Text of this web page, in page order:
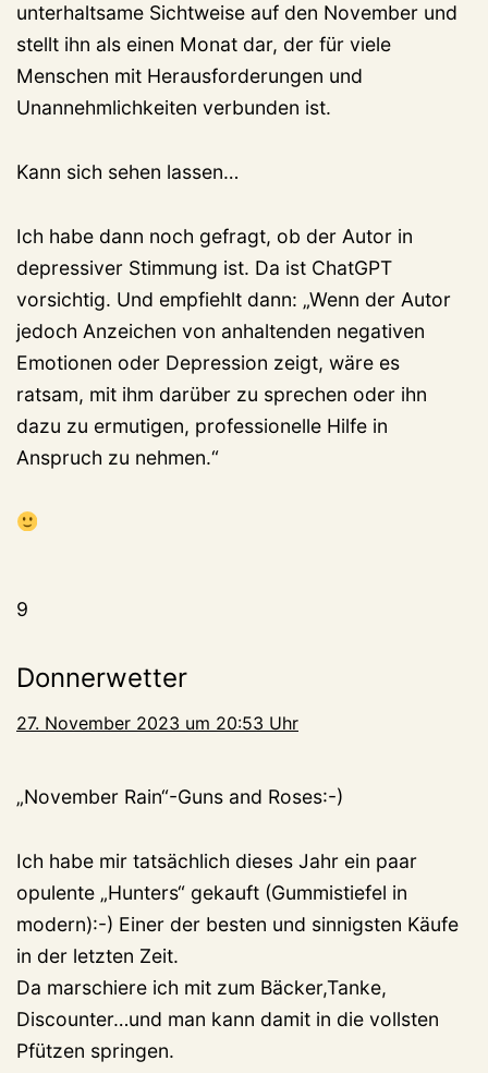
unterhaltsame Sichtweise auf den November und
stellt ihn als einen Monat dar, der für viele
Menschen mit Herausforderungen und
Unannehmlichkeiten verbunden ist.
Kann sich sehen lassen…
Ich habe dann noch gefragt, ob der Autor in
depressiver Stimmung ist. Da ist ChatGPT
vorsichtig. Und empfiehlt dann: „Wenn der Autor
jedoch Anzeichen von anhaltenden negativen
Emotionen oder Depression zeigt, wäre es
ratsam, mit ihm darüber zu sprechen oder ihn
dazu zu ermutigen, professionelle Hilfe in
Anspruch zu nehmen.“
9
Donnerwetter
27. November 2023 um 20:53 Uhr
„November Rain“-Guns and Roses:-)
Ich habe mir tatsächlich dieses Jahr ein paar
opulente „Hunters“ gekauft (Gummistiefel in
modern):-) Einer der besten und sinnigsten Käufe
in der letzten Zeit.
Da marschiere ich mit zum Bäcker,Tanke,
Discounter…und man kann damit in die vollsten
Pfützen springen.